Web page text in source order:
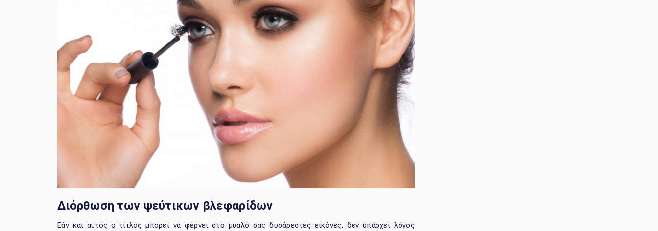
Διόρθωση των ψεύτικων βλεφαρίδων
Εάν και αυτός ο τίτλος μπορεί να φέρνει στο μυαλό σας δυσάρεστες εικόνες, δεν υπάρχει λόγος